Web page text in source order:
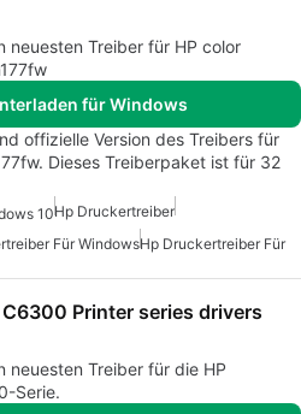
neuesten Treiber für HP color
für Windows
offizielle Version des Treibers für
Dieses Treiberpaket ist für 32
10Hp Druckertreiber
Für WindowsHp Druckertreiber Für
Printer series drivers
neuesten Treiber für die HP
Serie.